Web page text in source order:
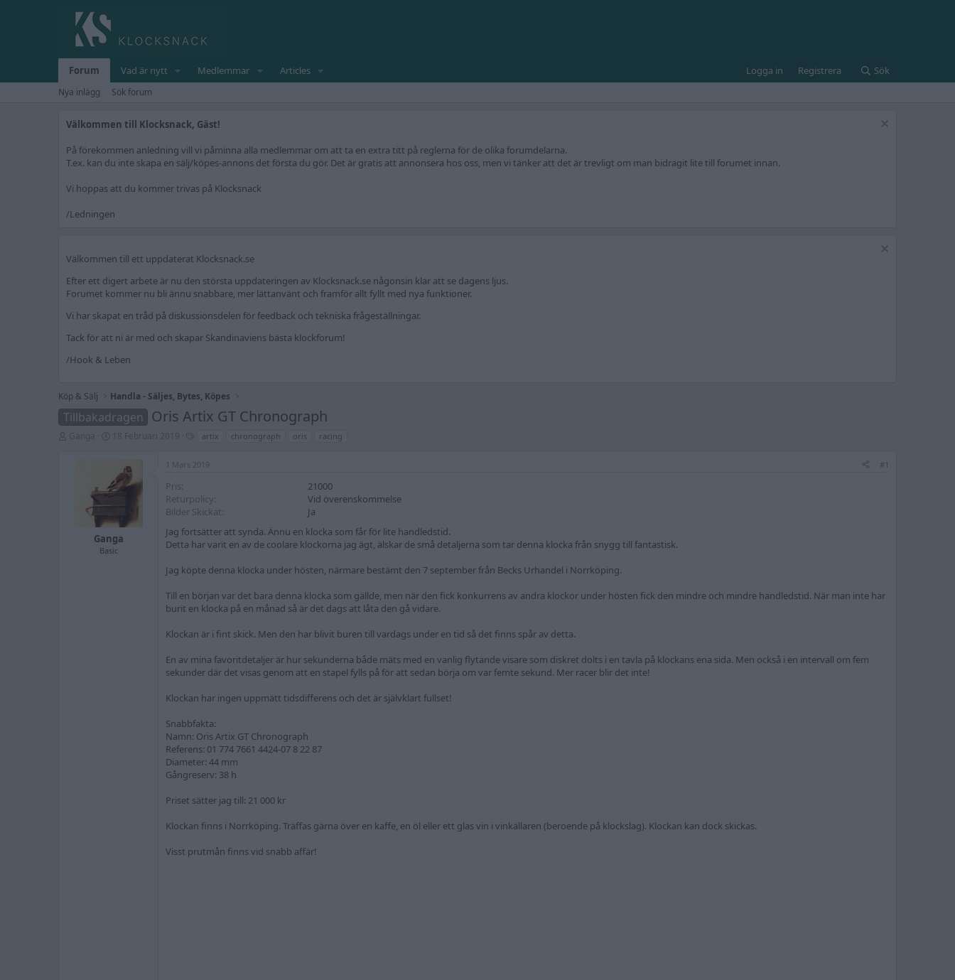
Forum Vad är nytt Medlemmar Articles Logga in Registrera Sök
Nya inlägg Sök forum
Välkommen till Klocksnack, Gäst!
På förekommen anledning vill vi påminna alla medlemmar om att ta en extra titt på reglerna för de olika forumdelarna.
T.ex. kan du inte skapa en sälj/köpes-annons det första du gör. Det är gratis att annonsera hos oss, men vi tänker att det är trevligt om man bidragit lite till forumet innan.
Vi hoppas att du kommer trivas på Klocksnack
/Ledningen
Välkommen till ett uppdaterat Klocksnack.se
Efter ett digert arbete är nu den största uppdateringen av Klocksnack.se någonsin klar att se dagens ljus.
Forumet kommer nu bli ännu snabbare, mer lättanvänt och framför allt fyllt med nya funktioner.
Vi har skapat en tråd på diskussionsdelen för feedback och tekniska frågeställningar.
Tack för att ni är med och skapar Skandinaviens bästa klockforum!
/Hook & Leben
Köp & Sälj Handla - Säljes, Bytes, Köpes
Tillbakadragen Oris Artix GT Chronograph
t
d
u
m
g
artix chronograph oris racing
Ganga
Basic
1 Mars 2019 #1
Pris
21000
Returpolicy
Vid överenskommelse
Bilder Skickat
Ja
Jag fortsätter att synda. Ännu en klocka som får för lite handledstid.
Detta har varit en av de coolare klockorna jag ägt, älskar de små detaljerna som tar denna klocka från snygg till fantastisk.
Jag köpte denna klocka under hösten, närmare bestämt den 7 september från Becks Urhandel i Norrköping.
Till en början var det bara denna klocka som gällde, men när den fick konkurrens av andra klockor under hösten fick den mindre och mindre handledstid. När man inte har
burit en klocka på en månad så är det dags att låta den gå vidare.
Klockan är i fint skick. Men den har blivit buren till vardags under en tid så det finns spår av detta.
En av mina favoritdetaljer är hur sekunderna både mäts med en vanlig flytande visare som diskret dolts i en tavla på klockans ena sida. Men också i en intervall om fem
sekunder där det visas genom att en stapel fylls på för att sedan börja om var femte sekund. Mer racer blir det inte!
Klockan har ingen uppmätt tidsdifferens och det är självklart fullset!
Snabbfakta:
Namn: Oris Artix GT Chronograph
Referens: 01 774 7661 4424-07 8 22 87
Diameter: 44 mm
Gångreserv: 38 h
Priset sätter jag till: 21 000 kr
Klockan finns i Norrköping. Träffas gärna över en kaffe, en öl eller ett glas vin i vinkällaren (beroende på klockslag). Klockan kan dock skickas.
Visst prutmån finns vid snabb affär!